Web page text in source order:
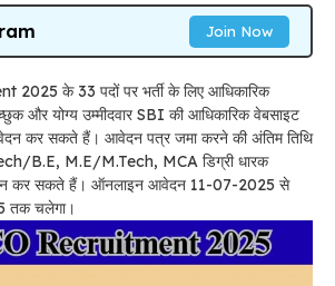
Join Now
के 33 पदों पर भर्ती के लिए आधिकारिक
और योग्य उम्मीदवार SBI की आधिकारिक वेबसाइट
कर सकते हैं। आवेदन पत्र जमा करने की अंतिम तिथि
B.E, M.E/M.Tech, MCA डिग्री धारक
कर सकते हैं। ऑनलाइन आवेदन 11-07-2025 से
तक चलेगा।